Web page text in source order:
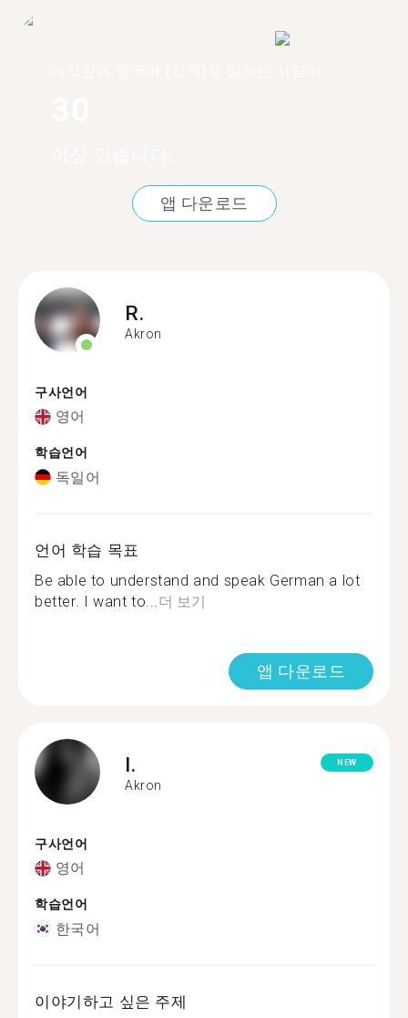
앱 다운로드
R.
Akron
구사언어
영어
학습언어
독일어
언어 학습 목표
Be able to understand and speak German a lot
better. I want to... 더 보기
앱 다운로드
I.
Akron
NEW
구사언어
영어
학습언어
한국어
이야기하고 싶은 주제